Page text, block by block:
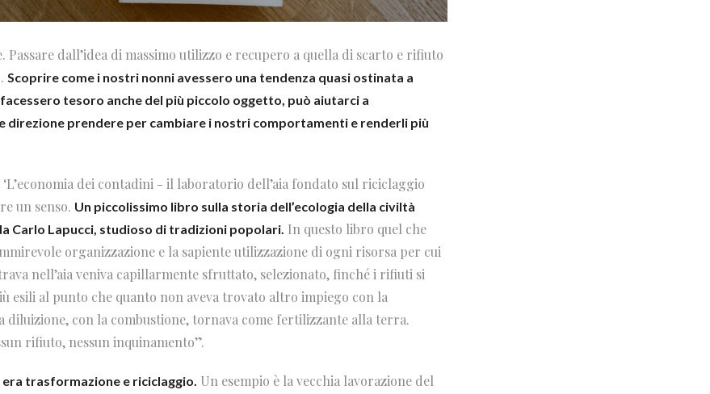
Passare dall’idea di massimo utilizzo e recupero a quella di scarto e rifiuto
Scoprire come i nostri nonni avessero una tendenza quasi ostinata a
tesoro anche del più piccolo oggetto, può aiutarci a
direzione prendere per cambiare i nostri comportamenti e renderli più
dei contadini - il laboratorio dell’aia fondato sul riciclaggio
un senso. Un piccolissimo libro sulla storia dell’ecologia della civiltà
Carlo Lapucci, studioso di tradizioni popolari. In questo libro quel che
organizzazione e la sapiente utilizzazione di ogni risorsa per cui
nell’aia veniva capillarmente sfruttato, selezionato, finché i rifiuti si
esili al punto che quanto non aveva trovato altro impiego con la
diluizione, con la combustione, tornava come fertilizzante alla terra.
rifiuto, nessun inquinamento”.
trasformazione e riciclaggio. Un esempio è la vecchia lavorazione del